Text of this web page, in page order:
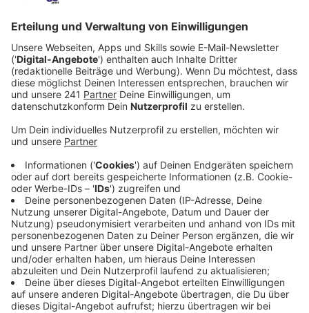
Anzeige
Laut Verfassungsschutz sind im letzten Jahr 81
weitere 10 Prozent mutmaßlich. Jetzt gab es die
erste Veranstaltung zur Prävention im
Polizeipräsidium. Darum ging es in Vorträgen um
Fragen wie: Wie erkenne ich eine Phishing-Mail? Wie
schütze ich meine beruflichen und privaten Daten oder
wie nutzen Hacker die Schwachstellen im
Unternehmen aus?
Anzeige